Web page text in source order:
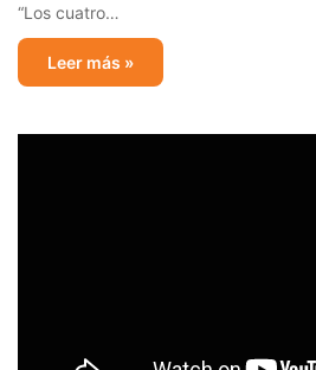
“Los cuatro…
Leer más »